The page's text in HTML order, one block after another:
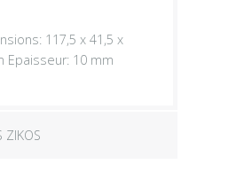
117,5 x 41,5 x
Epaisseur: 10 mm
ZIKOS